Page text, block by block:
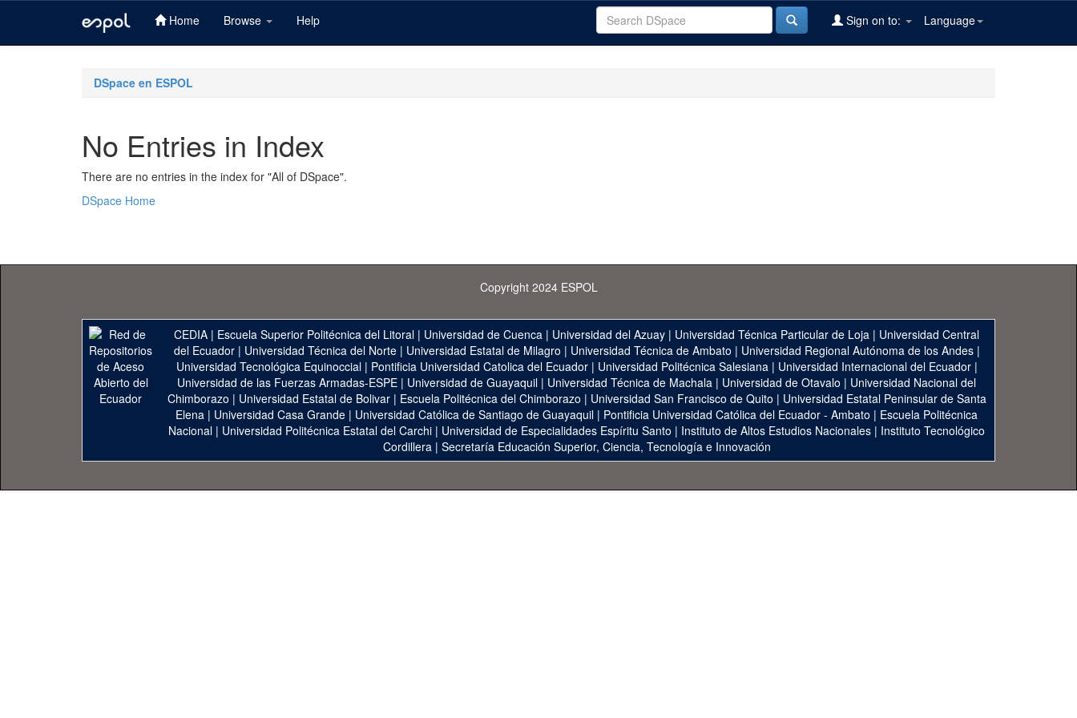
Home Browse Help Language
Sign on to:
DSpace en ESPOL
No Entries in Index
There are no entries in the index for "All of DSpace".
DSpace Home
Copyright 2024 ESPOL
CEDIA | Escuela Superior Politécnica del Litoral | Universidad de Cuenca | Universidad del Azuay | Universidad Técnica Particular de Loja | Universidad Central
del Ecuador| Universidad Técnica del Norte| Universidad Estatal de Milagro | Universidad Técnica de Ambato | Universidad Regional Autónoma de los Andes|
Universidad Tecnológica Equinoccial| Pontificia Universidad Catolica del Ecuador| Universidad Politécnica Salesiana| Universidad Internacional del Ecuador|
Universidad de las Fuerzas Armadas-ESPE | Universidad de Guayaquil | Universidad Técnica de Machala | Universidad de Otavalo | Universidad Nacional del
Chimborazo | Universidad Estatal de Bolivar| Escuela Politécnica del Chimborazo | Universidad San Francisco de Quito | Universidad Estatal Peninsular de Santa
Elena | Universidad Casa Grande | Universidad Católica de Santiago de Guayaquil | Pontificia Universidad Católica del Ecuador - Ambato | Escuela Politécnica
Nacional | Universidad Politécnica Estatal del Carchi | Universidad de Especialidades Espíritu Santo | Instituto de Altos Estudios Nacionales | Instituto Tecnológico
Cordillera| Secretaría Educación Superior, Ciencia, Tecnología e Innovación